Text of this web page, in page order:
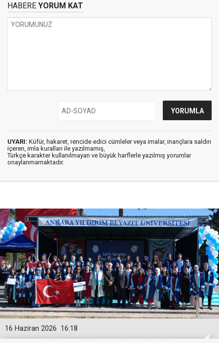
HABERE YORUM KAT
UYARI: Küfür, hakaret, rencide edici cümleler veya imalar, inançlara saldırı
içeren, imla kuralları ile yazılmamış,
Türkçe karakter kullanılmayan ve büyük harflerle yazılmış yorumlar
onaylanmamaktadır.
16:18
16 Haziran 2026